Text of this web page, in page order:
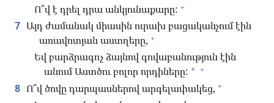
Ո՞վ է դրել դրա անկյունաքարը: +
7 Այդ ժամանակ միասին ուրախ բացականչում էին
առավոտյան աստղերը, +
Եվ բարձրագոչ ձայնով գովաբանություն էին
անում Աստծու բոլոր որդիները: * +
8 Ո՞վ ծովը դարպասներով արգելափակեց, +